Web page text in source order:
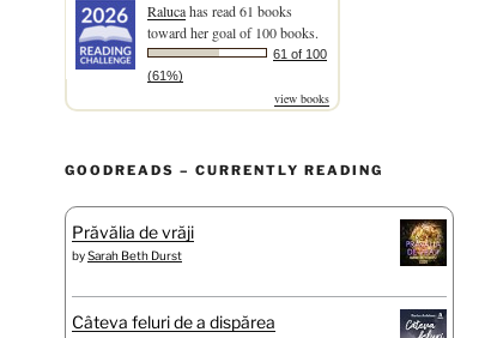
Ralucahas read 61 books
toward her goal of 100 books.
61 of 100
(61%)
view books
GOODREADS – CURRENTLY READING
Prăvălia de vrăji
bySarah Beth Durst
Câteva feluri de a dispărea